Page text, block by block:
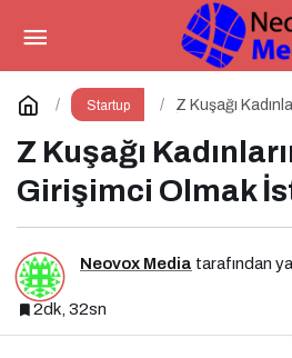
Startup
Z Kuşağı
Z Kuşağı
Girişimci Olmak
Neovox Media tarafından
2dk, 32sn
Z Kuşağı
Girişimci Olmak İstiyor
Yorum Yap